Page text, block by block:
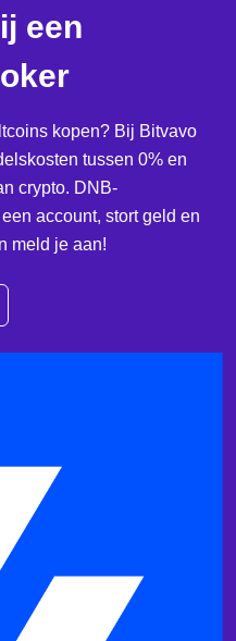
een
kopen? Bij Bitvavo
tussen 0% en
crypto. DNB-
account, stort geld en
meld je aan!